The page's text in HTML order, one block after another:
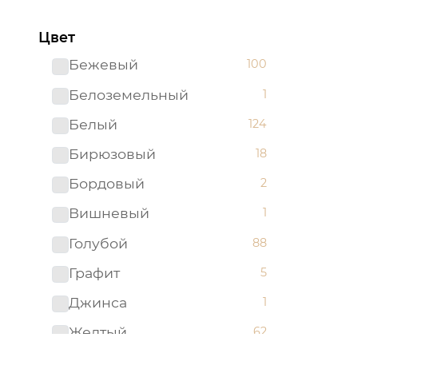
Цвет
Бежевый
100
Белоземельный 1
Белый 124
Бирюзовый 18
Бордовый 2
Вишневый 1
Голубой 88
Графит 5
Джинса 1
Желтый 62